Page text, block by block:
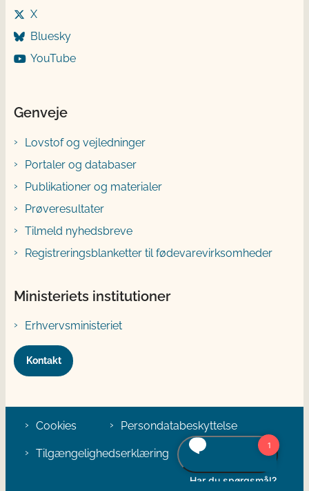
X
Bluesky
YouTube
Genveje
Lovstof og vejledninger
Portaler og databaser
Publikationer og materialer
Prøveresultater
Tilmeld nyhedsbreve
Registreringsblanketter til fødevarevirksomheder
Ministeriets institutioner
Erhvervsministeriet
Kontakt
Cookies Persondatabeskyttelse
Tilgængelighedserklæring